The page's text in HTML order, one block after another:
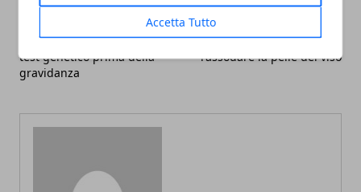
Accetta Tutto
Malattie ereditarie:
prevenire la trasmissione
della fibrosi cistica con il
test genetico prima della
gravidanza
Trattamento laser per
eliminare le rughe del viso
e radiofrequenza per
rassodare la pelle del viso